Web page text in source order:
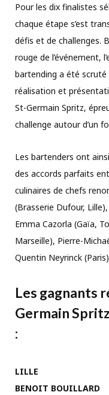
Pour les dix finalistes
chaque étape s’est
défis et de challenges.
rouge de l’événement,
bartending a été scruté
réalisation et
St-Germain Spritz,
challenge autour d’un
Les bartenders ont
des accords parfaits
culinaires de chefs
(Brasserie Dufour,
Emma Cazorla (Gaïa,
Marseille), Pierre-
Quentin Neyrinck
Les gagnants
Germain
:
LILLE
BENOIT BOUILLARD